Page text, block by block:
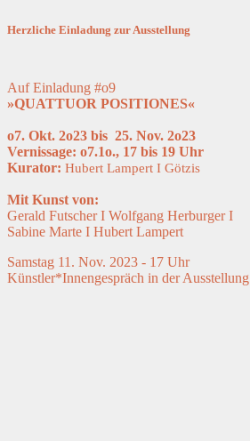
Herzliche Einladung zurAusstellung
Auf Einladung #o9
»QUATTUOR POSITIONES«
o7. Okt. 2o23 bis 25. Nov. 2o23
Vernissage: o7.1o., 17 bis 19 Uhr
Kurator: Hubert Lampert I Götzis
Mit Kunst von:
Gerald Futscher I Wolfgang Herburger I
Sabine Marte I Hubert Lampert
Samstag 11. Nov. 2023 - 17 Uhr
Künstler*Innengespräch in der Ausstellung